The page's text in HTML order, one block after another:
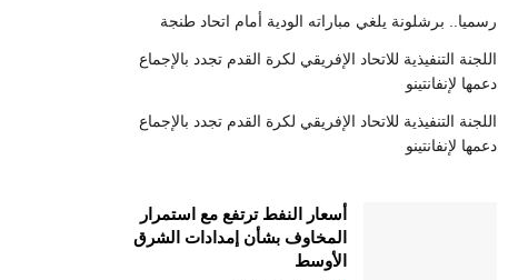
رسميا.. برشلونة يلغي مباراته الودية أمام اتحاد طنجة
اللجنة التنفيذية للاتحاد الإفريقي لكرة القدم تجدد بالإجماع
دعمها لإنفانتينو
اللجنة التنفيذية للاتحاد الإفريقي لكرة القدم تجدد بالإجماع
دعمها لإنفانتينو
أسعار النفط ترتفع مع استمرار
المخاوف بشأن إمدادات الشرق
الأوسط